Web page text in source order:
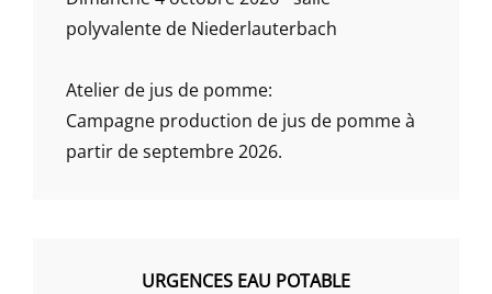
polyvalente de Niederlauterbach
Atelier de jus de pomme:
Campagne production de jus de pomme à
partir de septembre 2026.
URGENCES EAU POTABLE